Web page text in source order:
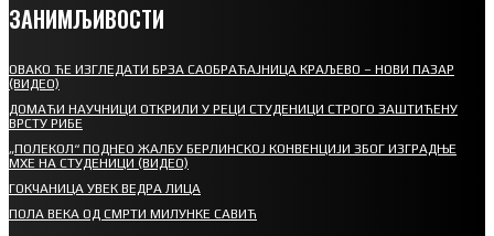
ЗАНИМЉИВОСТИ
ОВАКО ЋЕ ИЗГЛЕДАТИ БРЗА САОБРАЋАЈНИЦА КРАЉЕВО – НОВИ ПАЗАР
(ВИДЕО)
ДОМАЋИ НАУЧНИЦИ ОТКРИЛИ У РЕЦИ СТУДЕНИЦИ СТРОГО ЗАШТИЋЕНУ
ВРСТУ РИБЕ
„ПОЛЕКОЛ“ ПОДНЕО ЖАЛБУ БЕРЛИНСКОЈ КОНВЕНЦИЈИ ЗБОГ ИЗГРАДЊЕ
МХЕ НА СТУДЕНИЦИ (ВИДЕО)
ГОКЧАНИЦА УВЕК ВЕДРА ЛИЦА
ПОЛА ВЕКА ОД СМРТИ МИЛУНКЕ САВИЋ